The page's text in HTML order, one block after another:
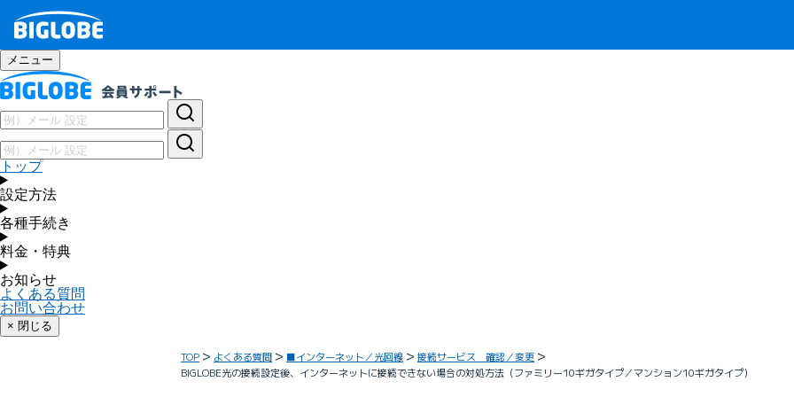
メニュー
トップ
設定方法
各種手続き
料金・特典
お知らせ
よくある質問
お問い合わせ
× 閉じる
TOP よくある質問 ■インターネット／光回線
接続サービス 確認／変更
BIGLOBE光の接続設定後、インターネットに接続できない場合の対処方法（ファミリー10ギガタイプ／マンション10ギガタイプ）